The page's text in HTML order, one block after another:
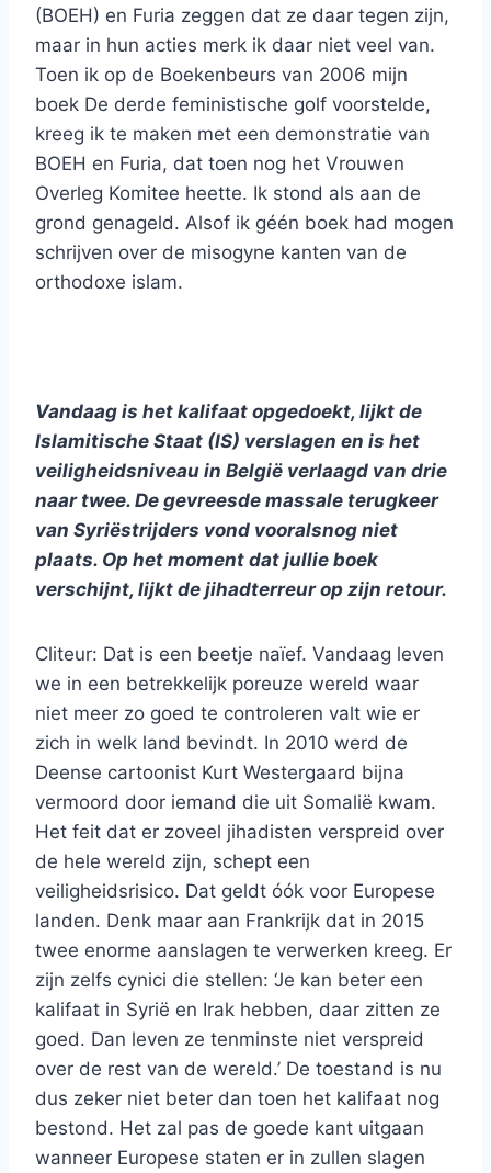
(BOEH) en Furia zeggen dat ze daar tegen zijn,
maar in hun acties merk ik daar niet veel van.
Toen ik op de Boekenbeurs van 2006 mijn
boek De derde feministische golf voorstelde,
kreeg ik te maken met een demonstratie van
BOEH en Furia, dat toen nog het Vrouwen
Overleg Komitee heette. Ik stond als aan de
grond genageld. Alsof ik géén boek had mogen
schrijven over de misogyne kanten van de
orthodoxe islam.
Vandaag is het kalifaat opgedoekt, lijkt de
Islamitische Staat (IS) verslagen en is het
veiligheidsniveau in België verlaagd van drie
naar twee. De gevreesde massale terugkeer
van Syriëstrijders vond vooralsnog niet
plaats. Op het moment dat jullie boek
verschijnt, lijkt de jihadterreur op zijn retour.
Cliteur: Dat is een beetje naïef. Vandaag leven
we in een betrekkelijk poreuze wereld waar
niet meer zo goed te controleren valt wie er
zich in welk land bevindt. In 2010 werd de
Deense cartoonist Kurt Westergaard bijna
vermoord door iemand die uit Somalië kwam.
Het feit dat er zoveel jihadisten verspreid over
de hele wereld zijn, schept een
veiligheidsrisico. Dat geldt óók voor Europese
landen. Denk maar aan Frankrijk dat in 2015
twee enorme aanslagen te verwerken kreeg. Er
zijn zelfs cynici die stellen: ‘Je kan beter een
kalifaat in Syrië en Irak hebben, daar zitten ze
goed. Dan leven ze tenminste niet verspreid
over de rest van de wereld.’ De toestand is nu
dus zeker niet beter dan toen het kalifaat nog
bestond. Het zal pas de goede kant uitgaan
wanneer Europese staten er in zullen slagen